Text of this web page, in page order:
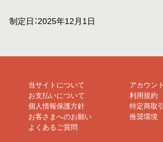
制定日：2025年12月1日
当サイトについて
アカウン
お支払いについて
利用規約
個人情報保護方針
特定商取
お客さまへのお願い
推奨環境
よくあるご質問